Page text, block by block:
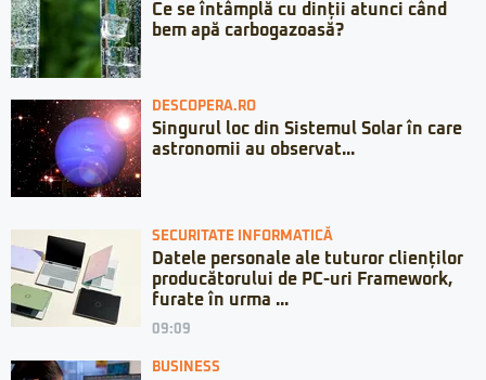
Ce se întâmplă cu dinții atunci când
bem apă carbogazoasă?
DESCOPERA.RO
Singurul loc din Sistemul Solar în care
astronomii au observat...
SECURITATE INFORMATICĂ
Datele personale ale tuturor clienților
producătorului de PC-uri Framework,
furate în urma ...
09:09
BUSINESS